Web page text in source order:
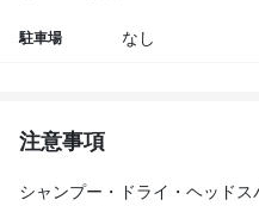
駐車場 なし
注意事項
シャンプー・ドライ・ヘッド